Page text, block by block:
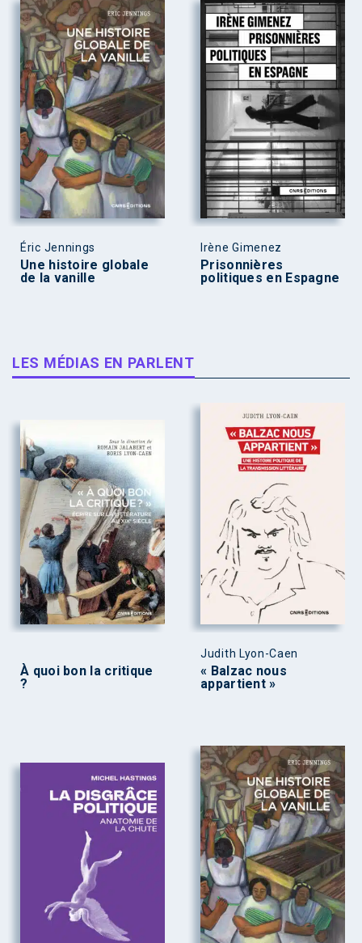
Éric Jennings
Une histoire globale
de la vanille
Irène Gimenez
Prisonnières
politiques en Espagne
LES MÉDIAS EN PARLENT
À quoi bon la critique
?
Judith Lyon-Caen
« Balzac nous
appartient »